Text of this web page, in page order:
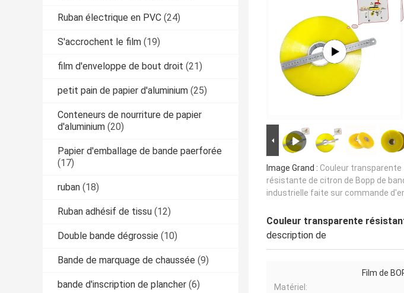
Ruban électrique en PVC (24)
S'accrochent le film (19)
film d'enveloppe de bout droit (21)
petit pain de papier d'aluminium (25)
Conteneurs de nourriture de papier
d'aluminium (20)
Papier d'emballage de bande paerforée
(17)
ruban (18)
Ruban adhésif de tissu (12)
Double bande dégrossie (10)
Bande de marquage de chaussée (9)
bande d'inscription de plancher (6)
Image Grand : Couleur transparente
résistante de citron de Bopp de
industrielle faite sur commande
Couleur transparente
description de
Matériel:
Film de